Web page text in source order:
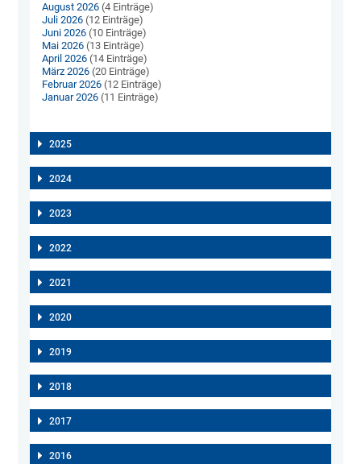
August 2026 (4 Einträge)
Juli 2026 (12 Einträge)
Juni 2026 (10 Einträge)
Mai 2026 (13 Einträge)
April 2026 (14 Einträge)
März 2026 (20 Einträge)
Februar 2026 (12 Einträge)
Januar 2026 (11 Einträge)
2025
2024
2023
2022
2021
2020
2019
2018
2017
2016